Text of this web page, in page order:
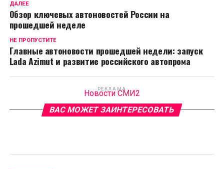
ДАЛЕЕ
Обзор ключевых автоновостей России на
прошедшей неделе
НЕ ПРОПУСТИТЕ
Главные автоновости прошедшей недели: запуск
Lada Azimut и развитие российского автопрома
РЕКЛАМА
Новости СМИ2
ВАС МОЖЕТ ЗАИНТЕРЕСОВАТЬ